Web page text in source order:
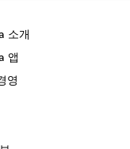
소개
앱
영